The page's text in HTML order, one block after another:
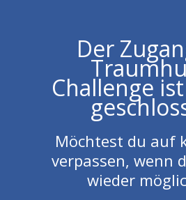
Der
Challenge
Möchtest du auf
verpassen, wenn
wieder